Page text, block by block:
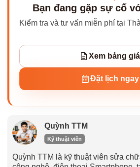
Bạn đang gặp sự cố
Kiểm tra và tư vấn miễn phí tại
Xem bảng giá
Đặt lịch ngay
Quỳnh TTM
Kỹ thuật viên
Quỳnh TTM là kỹ thuật viên sửa